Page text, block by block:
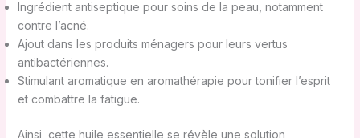
Ingrédient antiseptique pour soins de la peau, notamment
contre l’acné.
Ajout dans les produits ménagers pour leurs vertus
antibactériennes.
Stimulant aromatique en aromathérapie pour tonifier l’esprit
et combattre la fatigue.
Ainsi, cette huile essentielle se révèle une solution